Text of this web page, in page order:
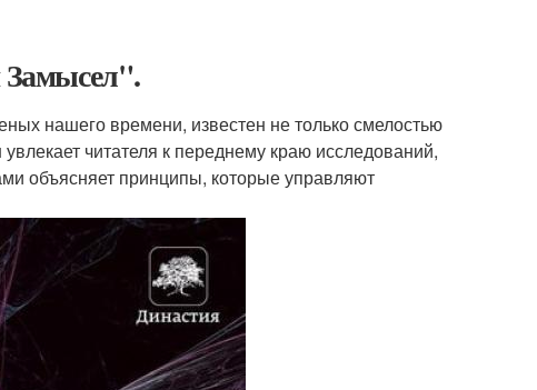
нашего времени, известен не только смелостью
читателя к переднему краю исследований,
объясняет принципы, которые управляют